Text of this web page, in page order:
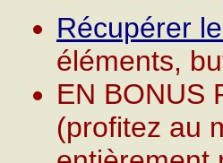
Récupérer
éléments,
EN BONUS
(profitez au